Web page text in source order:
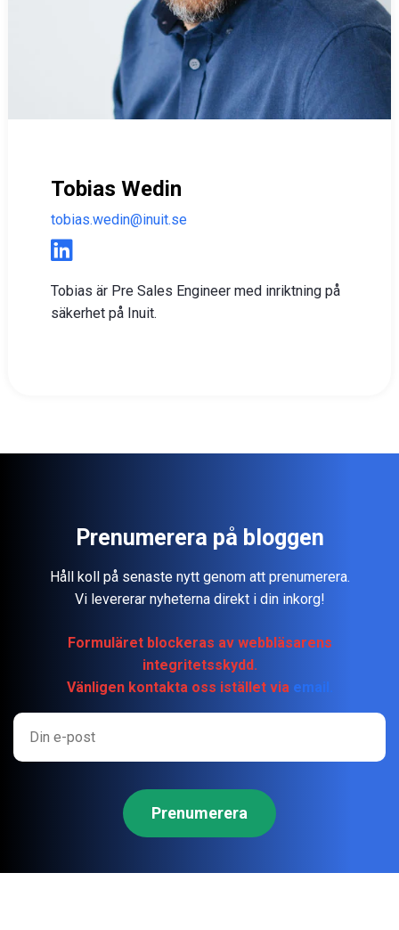
Tobias Wedin
tobias.wedin@inuit.se
Tobias är Pre Sales Engineer med inriktning på
säkerhet på Inuit.
Prenumerera på bloggen
Håll koll på senaste nytt genom att prenumerera.
Vi levererar nyheterna direkt i din inkorg!
Formuläret blockeras av webbläsarens
integritetsskydd.
Vänligen kontakta oss istället via email.